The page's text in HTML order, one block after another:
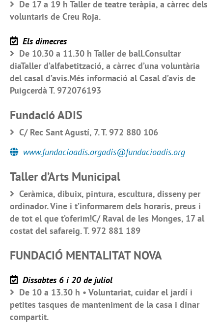
De 17 a 19 h Taller de teatre teràpia, a càrrec dels
voluntaris de Creu Roja.
Els dimecres
De 10.30 a 11.30 h Taller de ball.Consultar
diaTaller d’alfabetització, a càrrec d’una voluntària
del casal d’avis.Més informació al Casal d’avis de
Puigcerdà T. 972076193
Fundació ADIS
C/ Rec Sant Agustí, 7. T. 972 880 106
www.fundacioadis.orgadis@fundacioadis.org
Taller d’Arts Municipal
Ceràmica, dibuix, pintura, escultura, disseny per
ordinador. Vine i t’informarem dels horaris, preus i
de tot el que t’oferim!C/ Raval de les Monges, 17 al
costat del safareig. T. 972 881 189
FUNDACIÓ MENTALITAT NOVA
Dissabtes 6 i 20 de juliol
De 10 a 13.30 h • Voluntariat, cuidar el jardí i
petites tasques de manteniment de la casa i dinar
compartit.